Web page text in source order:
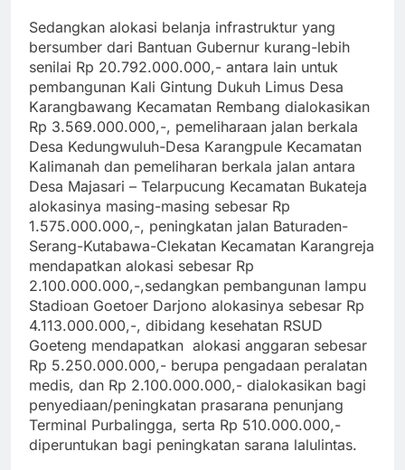
Sedangkan alokasi belanja infrastruktur yang
bersumber dari Bantuan Gubernur kurang-lebih
senilai Rp 20.792.000.000,- antara lain untuk
pembangunan Kali Gintung Dukuh Limus Desa
Karangbawang Kecamatan Rembang dialokasikan
Rp 3.569.000.000,-, pemeliharaan jalan berkala
Desa Kedungwuluh-Desa Karangpule Kecamatan
Kalimanah dan pemeliharan berkala jalan antara
Desa Majasari – Telarpucung Kecamatan Bukateja
alokasinya masing-masing sebesar Rp
1.575.000.000,-, peningkatan jalan Baturaden-
Serang-Kutabawa-Clekatan Kecamatan Karangreja
mendapatkan alokasi sebesar Rp
2.100.000.000,-,sedangkan pembangunan lampu
Stadioan Goetoer Darjono alokasinya sebesar Rp
4.113.000.000,-, dibidang kesehatan RSUD
Goeteng mendapatkan alokasi anggaran sebesar
Rp 5.250.000.000,- berupa pengadaan peralatan
medis, dan Rp 2.100.000.000,- dialokasikan bagi
penyediaan/peningkatan prasarana penunjang
Terminal Purbalingga, serta Rp 510.000.000,-
diperuntukan bagi peningkatan sarana lalulintas.